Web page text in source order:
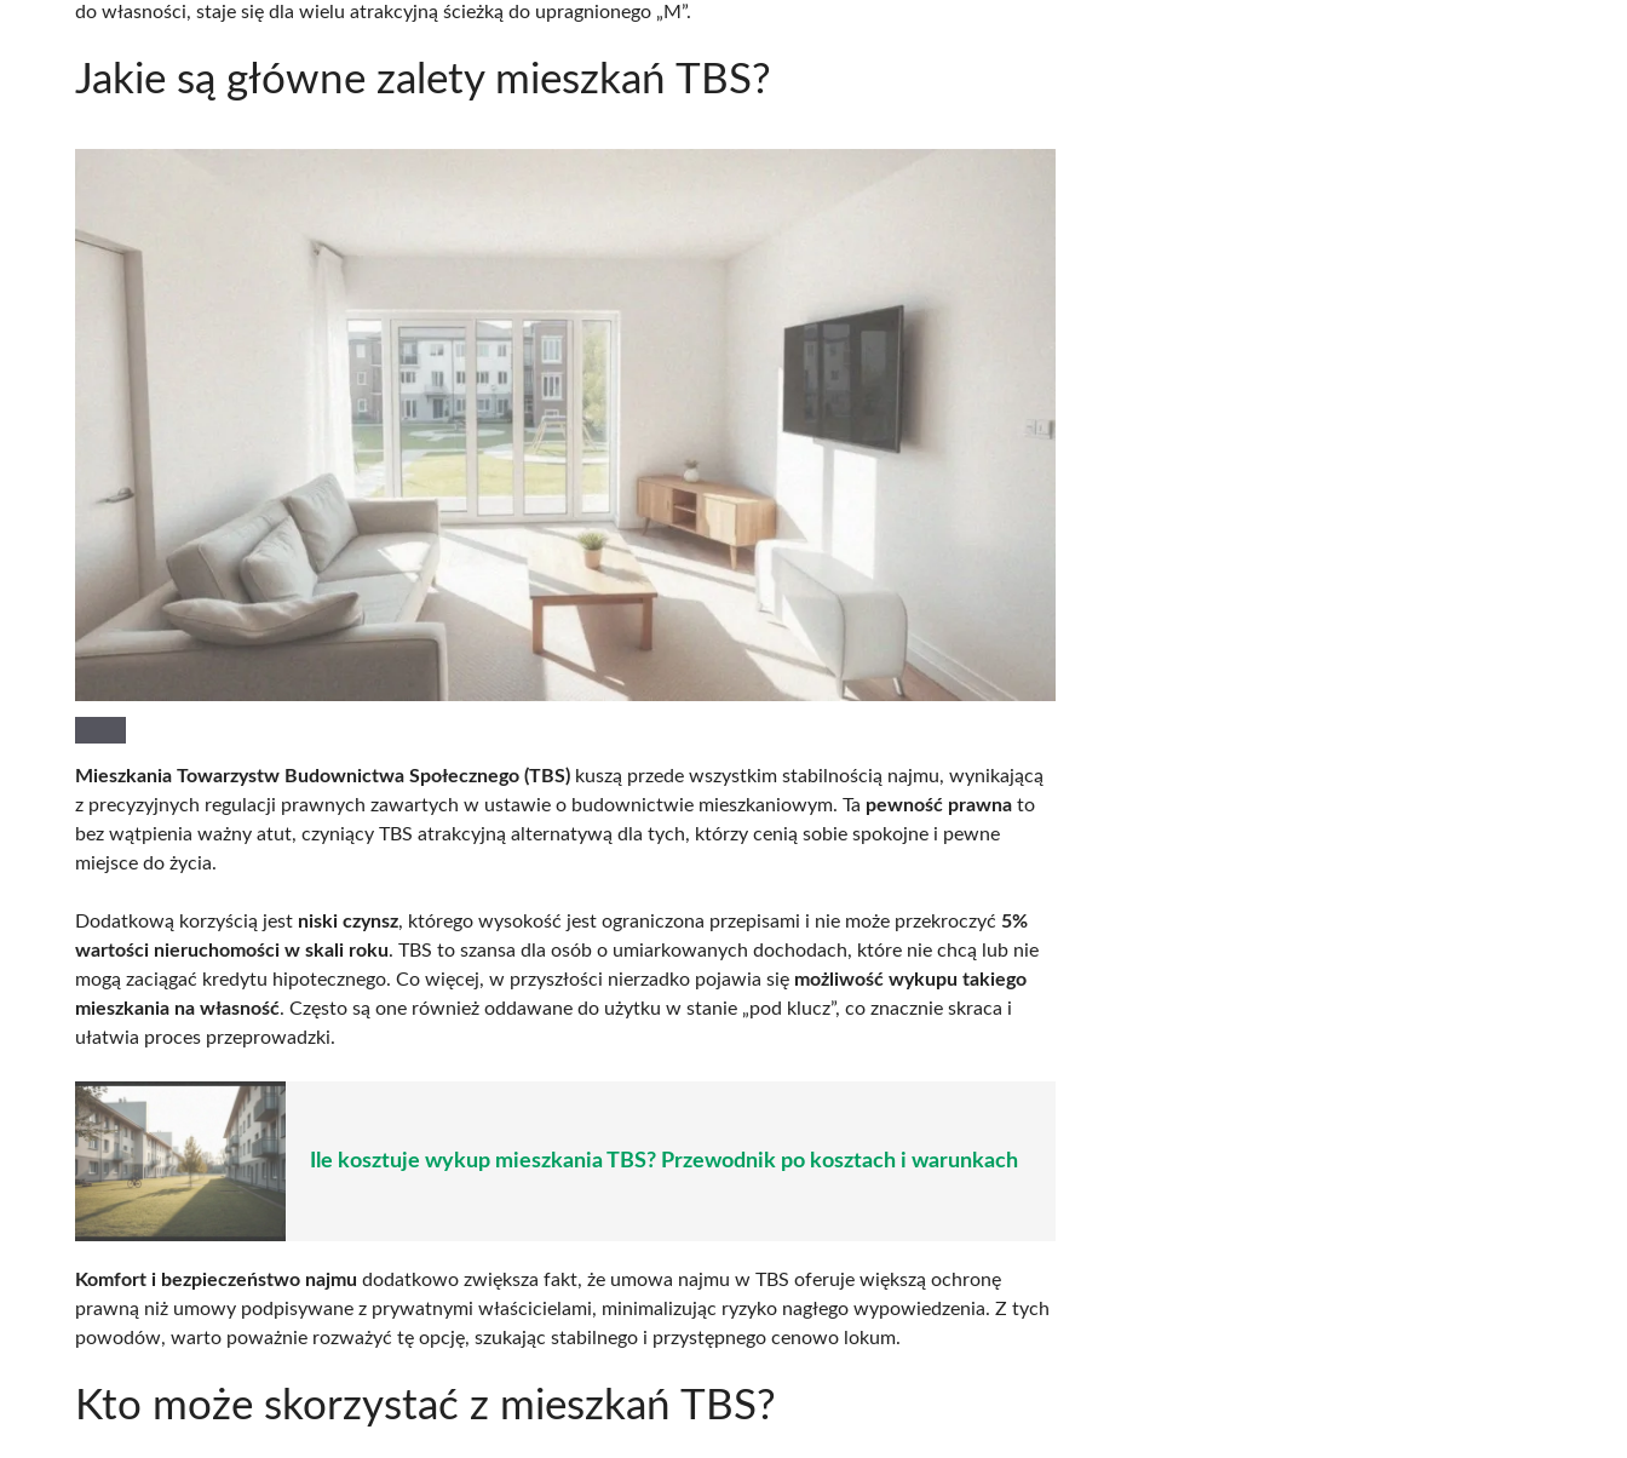
do własności, staje się dla wielu atrakcyjną ścieżką do upragnionego „M”.
Jakie są główne zalety mieszkań TBS?
Mieszkania Towarzystw Budownictwa Społecznego (TBS) kuszą przede wszystkim stabilnością najmu, wynikającą
z precyzyjnych regulacji prawnych zawartych w ustawie o budownictwie mieszkaniowym. Ta pewność prawna to
bez wątpienia ważny atut, czyniący TBS atrakcyjną alternatywą dla tych, którzy cenią sobie spokojne i pewne
miejsce do życia.
Dodatkową korzyścią jest niski czynsz, którego wysokość jest ograniczona przepisami i nie może przekroczyć 5%
wartości nieruchomości w skali roku. TBS to szansa dla osób o umiarkowanych dochodach, które nie chcą lub nie
mogą zaciągać kredytu hipotecznego. Co więcej, w przyszłości nierzadko pojawia się możliwość wykupu takiego
mieszkania na własność. Często są one również oddawane do użytku w stanie „pod klucz”, co znacznie skraca i
ułatwia proces przeprowadzki.
Ile kosztuje wykup mieszkania TBS? Przewodnik po kosztach i warunkach
Komfort i bezpieczeństwo najmu dodatkowo zwiększa fakt, że umowa najmu w TBS oferuje większą ochronę
prawną niż umowy podpisywane z prywatnymi właścicielami, minimalizując ryzyko nagłego wypowiedzenia. Z tych
powodów, warto poważnie rozważyć tę opcję, szukając stabilnego i przystępnego cenowo lokum.
Kto może skorzystać z mieszkań TBS?